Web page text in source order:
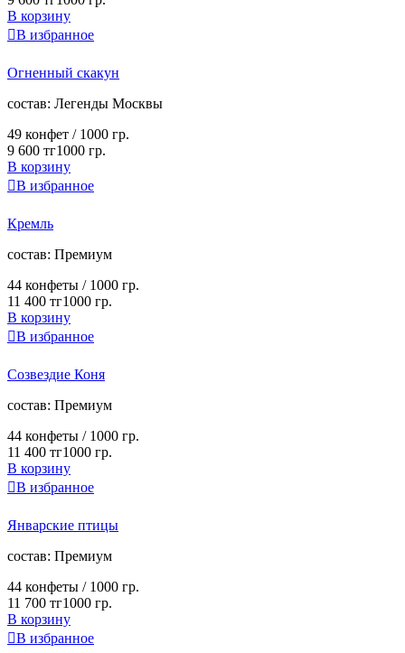
В корзину
В избранное
Огненный скакун
cостав: Легенды Москвы
49 конфет / 1000 гр.
9 600 тг1000 гр.
В корзину
В избранное
Кремль
cостав: Премиум
44 конфеты / 1000 гр.
11 400 тг1000 гр.
В корзину
В избранное
Созвездие Коня
cостав: Премиум
44 конфеты / 1000 гр.
11 400 тг1000 гр.
В корзину
В избранное
Январские птицы
cостав: Премиум
44 конфеты / 1000 гр.
11 700 тг1000 гр.
В корзину
В избранное